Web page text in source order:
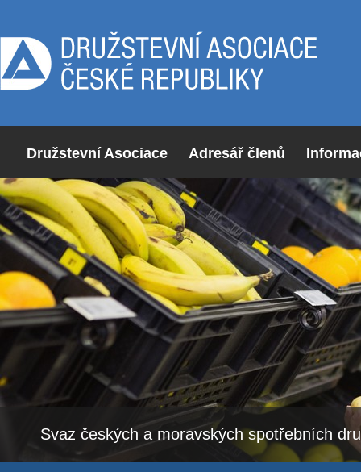
Družstevní Asociace Adresář členů
Svaz českých a moravských spotřebních